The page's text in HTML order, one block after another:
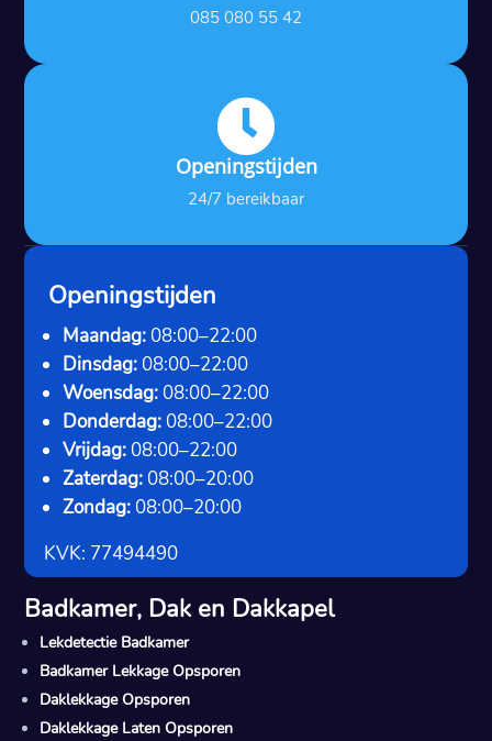
085 080 55 42

Openingstijden
24/7 bereikbaar
Openingstijden
Maandag: 08:00–22:00
Dinsdag: 08:00–22:00
Woensdag: 08:00–22:00
Donderdag: 08:00–22:00
Vrijdag: 08:00–22:00
Zaterdag: 08:00–20:00
Zondag: 08:00–20:00
KVK: 77494490
Badkamer, Dak en Dakkapel
Lekdetectie Badkamer
Badkamer Lekkage Opsporen
Daklekkage Opsporen
Daklekkage Laten Opsporen